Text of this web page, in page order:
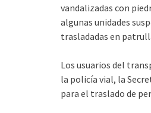
vandalizadas con
algunas unidades
trasladadas en
Los usuarios del
la policía vial, la
para el traslado de